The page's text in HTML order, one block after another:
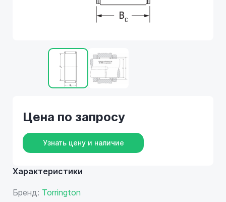
Характеристики
Бренд: Torrington
Цена по запросу
Узнать цену и наличие